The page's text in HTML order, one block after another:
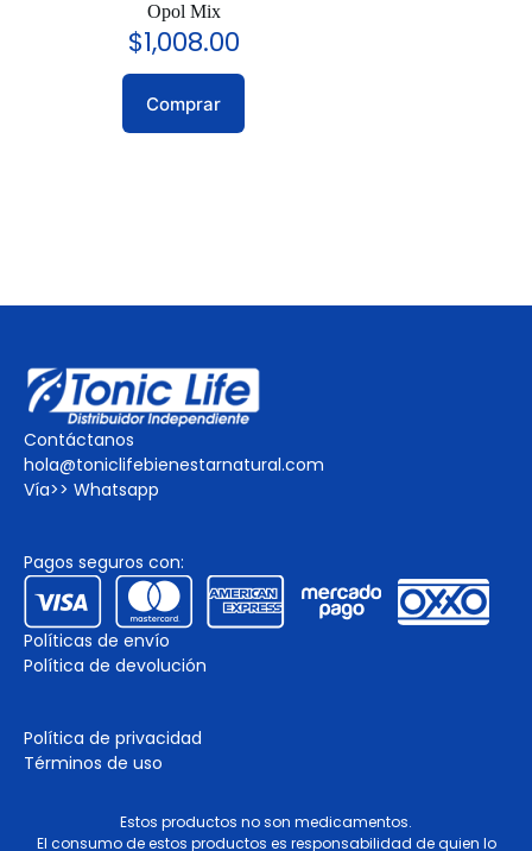
Opol Mix
$1,008.00
Comprar
Contáctanos
hola@toniclifebienestarnatural.com
Vía>> Whatsapp
Pagos seguros con:
Políticas de envío
Política de devolución
Política de privacidad
Términos de uso
Estos productos no son medicamentos.
El consumo de estos productos es responsabilidad de quien lo